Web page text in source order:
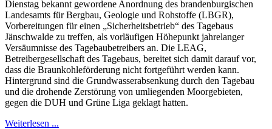
Dienstag bekannt gewordene Anordnung des brandenburgischen
Landesamts für Bergbau, Geologie und Rohstoffe (LBGR),
Vorbereitungen für einen „Sicherheitsbetrieb“ des Tagebaus
Jänschwalde zu treffen, als vorläufigen Höhepunkt jahrelanger
Versäumnisse des Tagebaubetreibers an. Die LEAG,
Betreibergesellschaft des Tagebaus, bereitet sich damit darauf vor,
dass die Braunkohleförderung nicht fortgeführt werden kann.
Hintergrund sind die Grundwasserabsenkung durch den Tagebau
und die drohende Zerstörung von umliegenden Moorgebieten,
gegen die DUH und Grüne Liga geklagt hatten.
Weiterlesen ...